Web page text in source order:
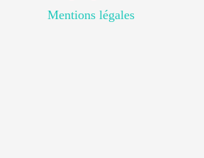
Mentions légales